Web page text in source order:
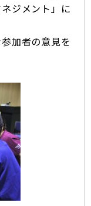
ジメント」に
加者の意見を